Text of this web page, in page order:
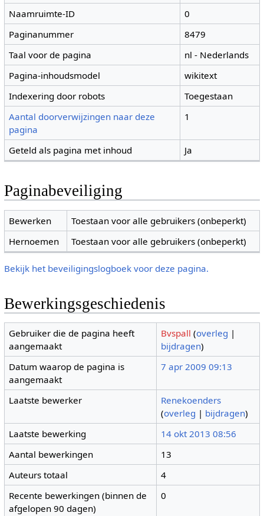
Naamruimte-ID
0
Paginanummer
8479
Taal voor de pagina
nl - Nederlands
Pagina-inhoudsmodel
wikitext
Indexering door robots
Toegestaan
Aantal doorverwijzingen naar deze
pagina
1
Geteld als pagina met inhoud Ja
Paginabeveiliging
Bewerken
Toestaan voor alle gebruikers (onbeperkt)
Hernoemen
Toestaan voor alle gebruikers (onbeperkt)
Bekijk het beveiligingslogboek voor deze pagina.
Bewerkingsgeschiedenis
Gebruiker die de pagina heeft
aangemaakt
Bvspall (overleg |
bijdragen)
Datum waarop de pagina is
aangemaakt
7 apr 2009 09:13
Laatste bewerker
Renekoenders
(overleg | bijdragen)
Laatste bewerking
14 okt 2013 08:56
Aantal bewerkingen
13
Auteurs totaal
4
Recente bewerkingen (binnen de
afgelopen 90 dagen)
0